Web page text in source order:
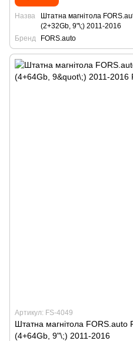
Назва
Штатна магнітола
(2+32Gb, 9"\;) 2011-2016
Бренд
FORS.auto
Артикул: FS-4049
Штатна магнітола FORS.auto
(4+64Gb, 9"\;) 2011-2016